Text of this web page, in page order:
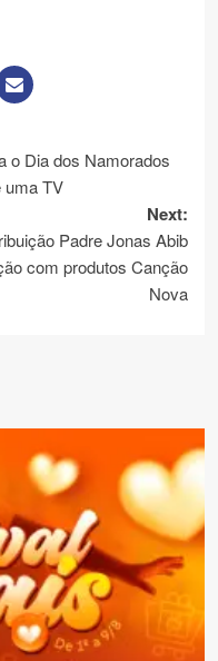
o Dia dos Namorados
uma TV
Next:
Padre Jonas Abib
com produtos Canção
Nova